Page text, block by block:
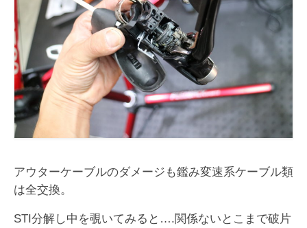
お問い合わせ
オーダージャージ
スポーツキッド ホーム
アウターケーブルのダメージも鑑み変速系ケーブル類
は全交換。
STI分解し中を覗いてみると….関係ないとこまで破片